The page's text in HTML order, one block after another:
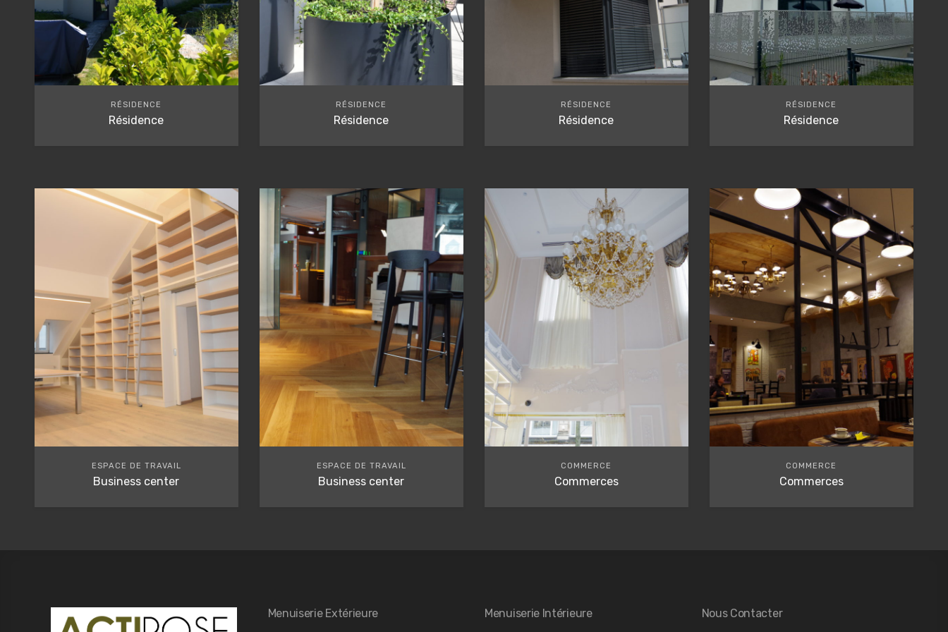
RÉSIDENCE
Résidence
RÉSIDENCE
Résidence
RÉSIDENCE
Résidence
RÉSIDENCE
Résidence
ESPACE DE TRAVAIL
Business center
ESPACE DE TRAVAIL
Business center
COMMERCE
Commerces
COMMERCE
Commerces
Menuiserie Extérieure Menuiserie Intérieure Nous Contacter